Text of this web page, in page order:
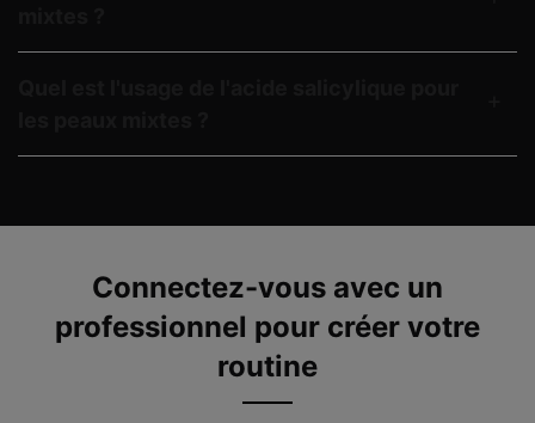
Connectez-vous avec un
professionnel pour créer votre
routine